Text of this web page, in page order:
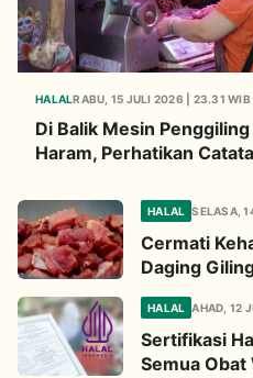
HALALRABU, 15 JULI 2026 | 23.31 WIB
Di Balik Mesin
Haram, Perhatikan
HALAL SELASA,
Cermati
Daging
Wajib
HALAL AHAD, 12
Sertifikasi
Semua